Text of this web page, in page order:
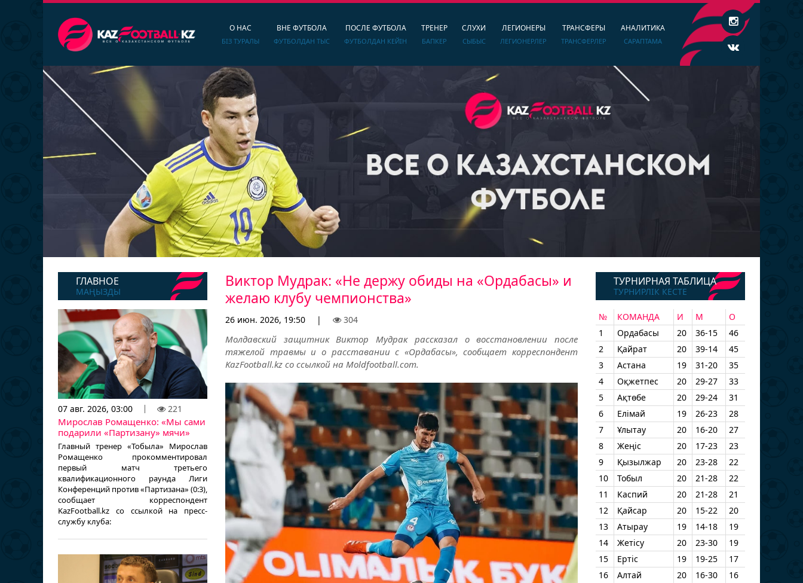
О НАС
БІЗ ТУРАЛЫ
ВНЕ ФУТБОЛА
ФУТБОЛДАН ТЫС
ПОСЛЕ ФУТБОЛА
ФУТБОЛДАН КЕЙІН
ТРЕНЕР
БАПКЕР
СЛУХИ
СЫБЫС
ЛЕГИОНЕРЫ
ЛЕГИОНЕРЛЕР
ТРАНСФЕРЫ
ТРАНСФЕРЛЕР
АНАЛИТИКА
САРАПТАМА
ГЛАВНОЕ
МАҢЫЗДЫ
07 авг. 2026, 03:00 221
Мирослав Ромащенко: «Мы сами
подарили «Партизану» мячи»
Главный тренер «Тобыла» Мирослав
Ромащенко прокомментировал
первый матч третьего
квалификационного раунда Лиги
Конференций против «Партизана» (0:3),
сообщает корреспондент
KazFootball.kz со ссылкой на пресс-
службу клуба:
Виктор Мудрак: «Не держу обиды на «Ордабасы» и
желаю клубу чемпионства»
26 июн. 2026, 19:50 | 304
Молдавский защитник Виктор Мудрак рассказал о восстановлении после
тяжелой травмы и о расставании с «Ордабасы», сообщает корреспондент
KazFootball.kz со ссылкой на Moldfootball.com.
ТУРНИРНАЯ ТАБЛИЦА
ТУРНИРЛІК КЕСТЕ
№ КОМАНДА И М
О
1
Ордабасы 20 36-15
46
2
Қайрат 20 39-14
45
3
Астана 19 31-20
35
4
Оқжетпес 20 29-27
33
5
Ақтөбе 20 29-24
31
6
Елімай 19 26-23
28
7
Ұлытау 20 16-20
27
8
Жеңіс 20 17-23
23
9
Қызылжар 20 23-28
22
10
Тобыл 20 21-28
22
11
Каспий 20 21-28
21
12
Қайсар 20 15-22
20
13
Атырау 19 14-18
19
14
Жетісу 20 23-30
19
15
Ертіс 19 19-25
17
16
Алтай 20 16-30 16